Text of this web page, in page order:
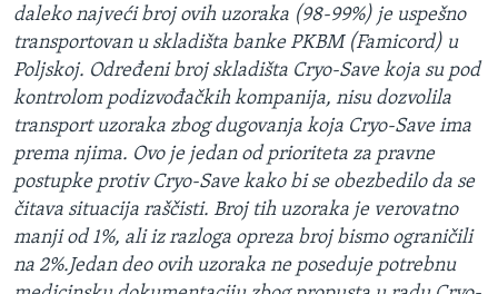
daleko najveći broj ovih uzoraka (98-99%) je uspešno
transportovan u skladišta banke PKBM (Famicord) u
Poljskoj. Određeni broj skladišta Cryo-Save koja su pod
kontrolom podizvođačkih kompanija, nisu dozvolila
transport uzoraka zbog dugovanja koja Cryo-Save ima
prema njima. Ovo je jedan od prioriteta za pravne
postupke protiv Cryo-Save kako bi se obezbedilo da se
čitava situacija raščisti. Broj tih uzoraka je verovatno
manji od 1%, ali iz razloga opreza broj bismo ograničili
na 2%.Jedan deo ovih uzoraka ne poseduje potrebnu